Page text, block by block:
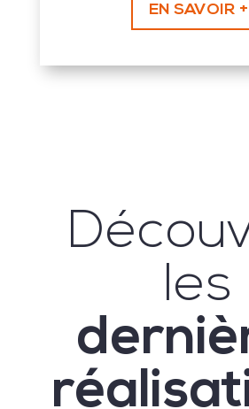
EN SAVOIR +
les